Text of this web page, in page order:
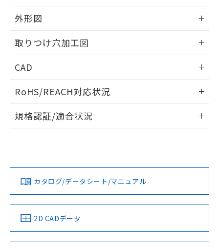
外形図
取りつけ穴加工図
CAD
ドすることができます。
ログイン/会員登録
ダウンロードデータをご利用いただく前に、以下を必ずお読
みください。
ソフトウェアの使用条件
RoHS/REACH対応状況
EU RoHS 注意事項・凡例
対応済み
中国 RoHS 注意事項・凡例
規格認証/適合状況
カタログ/データシート/マニュアル
2D CADデータ
欄に対応日を記載しておりました。
既に当社にて対応品への在庫切替を完了
り、2022年1月12日より割愛しておりま
す。